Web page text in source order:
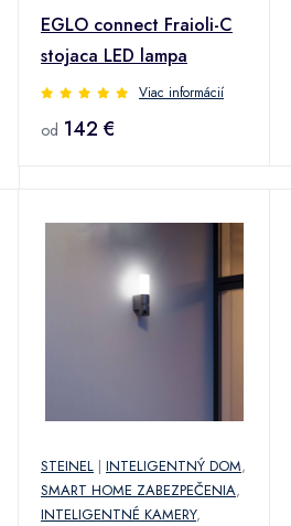
EGLO connect Fraioli-C
stojaca LED lampa
Viac informácií
od 142 €
STEINEL | INTELIGENTNÝ DOM,
SMART HOME ZABEZPEČENIA,
INTELIGENTNÉ KAMERY,